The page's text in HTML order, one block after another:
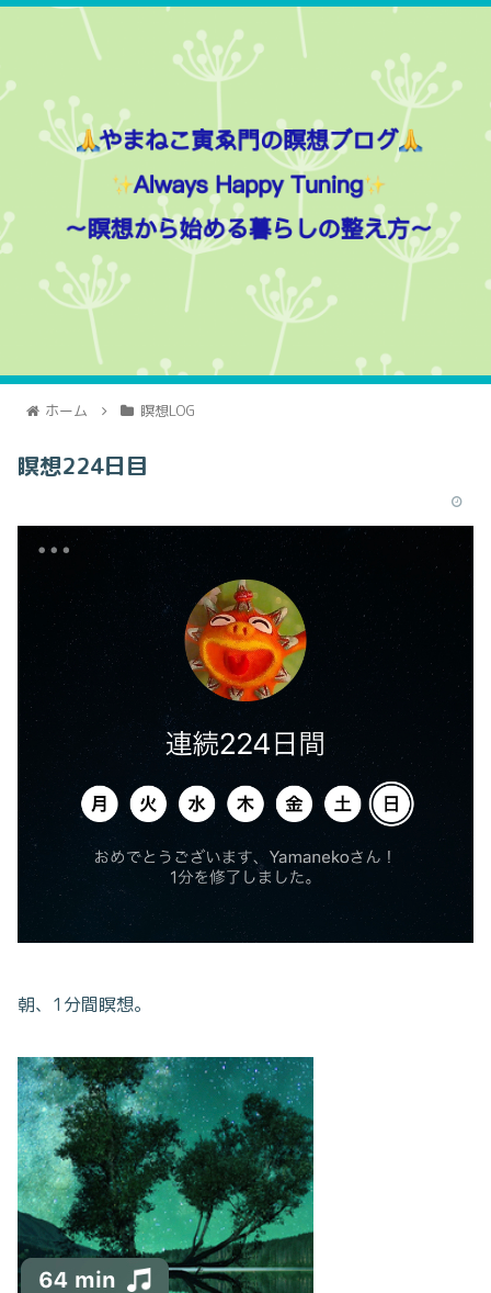
ホーム 瞑想LOG
瞑想224日目
朝、1分間瞑想。